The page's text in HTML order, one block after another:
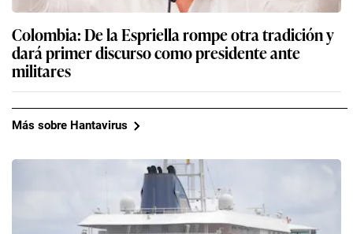
Colombia: De la Espriella rompe otra tradición y
dará primer discurso como presidente ante
militares
Más sobre Hantavirus